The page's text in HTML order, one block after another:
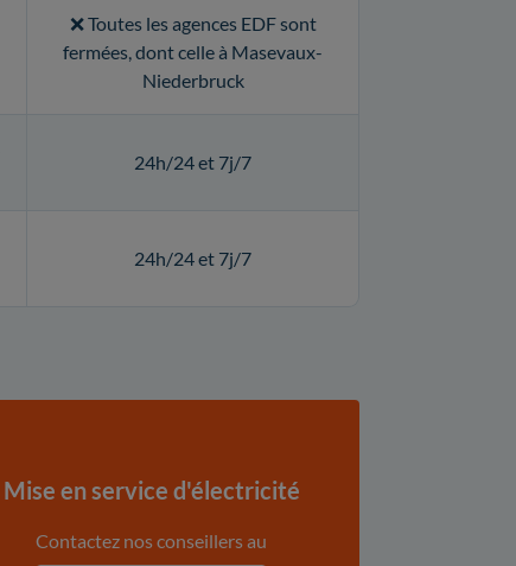
❌ Toutes les agences EDF sont
fermées, dont celle à Masevaux-
Niederbruck
24h/24 et 7j/7
24h/24 et 7j/7
Mise en service d'électricité
Contactez nos conseillers au